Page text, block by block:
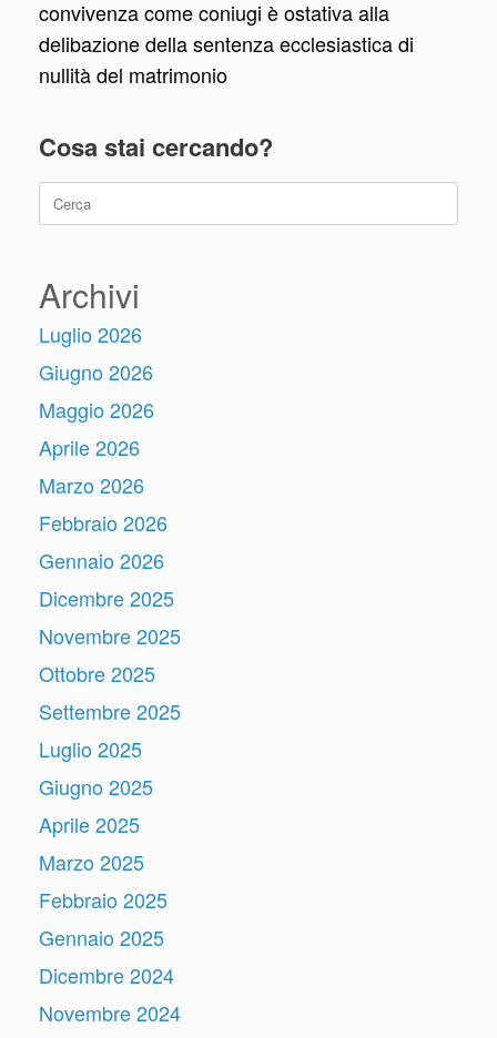
convivenza come coniugi è ostativa alla
delibazione della sentenza ecclesiastica di
nullità del matrimonio
Cosa stai cercando?
Ricerca
per:
Archivi
Luglio 2026
Giugno 2026
Maggio 2026
Aprile 2026
Marzo 2026
Febbraio 2026
Gennaio 2026
Dicembre 2025
Novembre 2025
Ottobre 2025
Settembre 2025
Luglio 2025
Giugno 2025
Aprile 2025
Marzo 2025
Febbraio 2025
Gennaio 2025
Dicembre 2024
Novembre 2024